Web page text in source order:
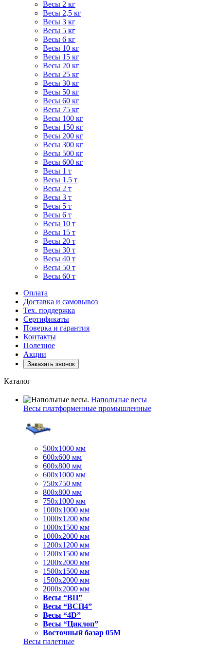
Весы 2 кг
Весы 2,5 кг
Весы 3 кг
Весы 5 кг
Весы 6 кг
Весы 10 кг
Весы 15 кг
Весы 20 кг
Весы 25 кг
Весы 30 кг
Весы 50 кг
Весы 60 кг
Весы 75 кг
Весы 100 кг
Весы 150 кг
Весы 200 кг
Весы 300 кг
Весы 500 кг
Весы 600 кг
Весы 1 т
Весы 1.5 т
Весы 2 т
Весы 3 т
Весы 5 т
Весы 6 т
Весы 10 т
Весы 15 т
Весы 20 т
Весы 30 т
Весы 40 т
Весы 50 т
Весы 60 т
Оплата
Доставка и самовывоз
Тех. поддержка
Сертификаты
Поверка и гарантия
Контакты
Полезное
Акции
Заказать звонок
Каталог
Напольные весы
Весы платформенные промышленные
500x1000 мм
600x600 мм
600x800 мм
600x1000 мм
750x750 мм
800x800 мм
750x1000 мм
1000x1000 мм
1000x1200 мм
1000x1500 мм
1000x2000 мм
1200x1200 мм
1200x1500 мм
1200x2000 мм
1500x1500 мм
1500x2000 мм
2000x2000 мм
Весы “ВП”
Весы “ВСП4”
Весы “4D”
Весы “Циклоп”
Восточный базар 05M
Весы палетные